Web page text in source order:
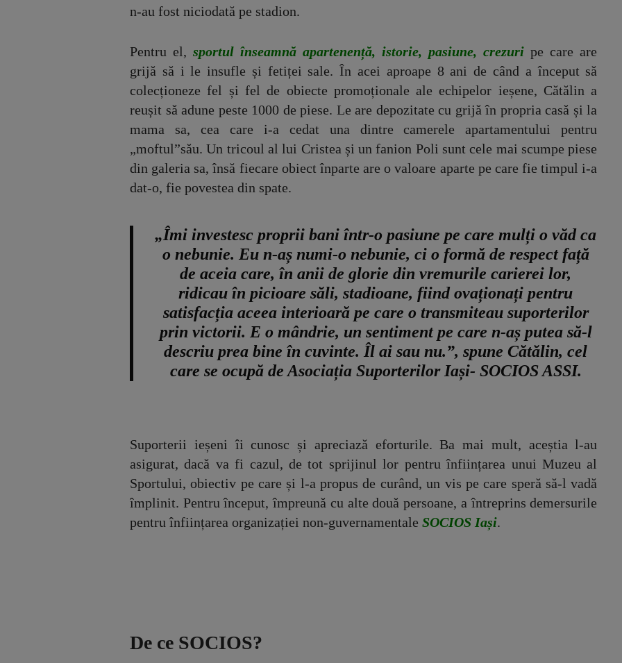
n-au fost niciodată pe stadion.
Pentru el,sportul înseamnă apartenență, istorie, pasiune, crezuri pe care are
grijă să i le insufle și fetiței sale. În acei aproape 8 ani de când a început să
colecționeze fel și fel de obiecte promoționale ale echipelor ieșene, Cătălin a
reușit să adune peste 1000 de piese. Le are depozitate cu grijă în propria casă și la
mama sa, cea care i-a cedat una dintre camerele apartamentului pentru
„moftul”său. Un tricoul al lui Cristea și un fanion Poli sunt cele mai scumpe piese
din galeria sa, însă fiecare obiect înparte are o valoare aparte pe care fie timpul i-a
dat-o, fie povestea din spate.
„Îmi investesc proprii bani într-o pasiune pe care mulți o văd ca
o nebunie. Eu n-aș numi-o nebunie, ci o formă de respect față
de aceia care, în anii de glorie din vremurile carierei lor,
ridicau în picioare săli, stadioane, fiind ovaționați pentru
satisfacția aceea interioară pe care o transmiteau suporterilor
prin victorii. E o mândrie, un sentiment pe care n-aș putea să-l
descriu prea bine în cuvinte. Îl ai sau nu.”, spune Cătălin, cel
care se ocupă de Asociația Suporterilor Iași- SOCIOS ASSI.
Suporterii ieșeni îi cunosc și apreciază eforturile. Ba mai mult, aceștia l-au
asigurat, dacă va fi cazul, de tot sprijinul lor pentru înființarea unui Muzeu al
Sportului, obiectiv pe care și l-a propus de curând, un vis pe care speră să-l vadă
împlinit. Pentru început, împreună cu alte două persoane, a întreprins demersurile
pentru înființarea organizației non-guvernamentale SOCIOS Iași.
De ce SOCIOS?